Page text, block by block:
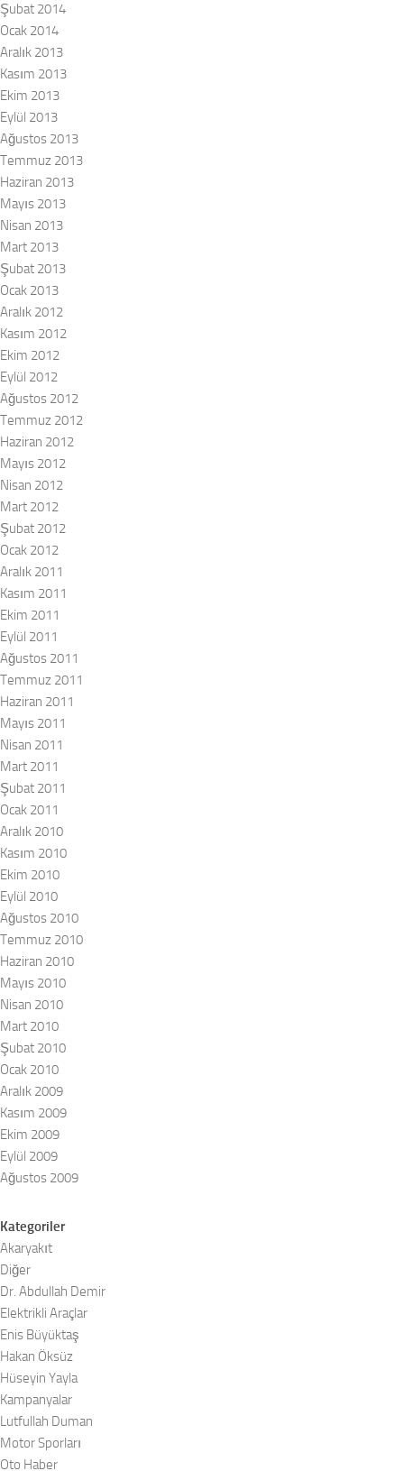
Şubat 2014
Ocak 2014
Aralık 2013
Kasım 2013
Ekim 2013
Eylül 2013
Ağustos 2013
Temmuz 2013
Haziran 2013
Mayıs 2013
Nisan 2013
Mart 2013
Şubat 2013
Ocak 2013
Aralık 2012
Kasım 2012
Ekim 2012
Eylül 2012
Ağustos 2012
Temmuz 2012
Haziran 2012
Mayıs 2012
Nisan 2012
Mart 2012
Şubat 2012
Ocak 2012
Aralık 2011
Kasım 2011
Ekim 2011
Eylül 2011
Ağustos 2011
Temmuz 2011
Haziran 2011
Mayıs 2011
Nisan 2011
Mart 2011
Şubat 2011
Ocak 2011
Aralık 2010
Kasım 2010
Ekim 2010
Eylül 2010
Ağustos 2010
Temmuz 2010
Haziran 2010
Mayıs 2010
Nisan 2010
Mart 2010
Şubat 2010
Ocak 2010
Aralık 2009
Kasım 2009
Ekim 2009
Eylül 2009
Ağustos 2009
Kategoriler
Akaryakıt
Diğer
Dr. Abdullah Demir
Elektrikli Araçlar
Enis Büyüktaş
Hakan Öksüz
Hüseyin Yayla
Kampanyalar
Lutfullah Duman
Motor Sporları
Oto Haber